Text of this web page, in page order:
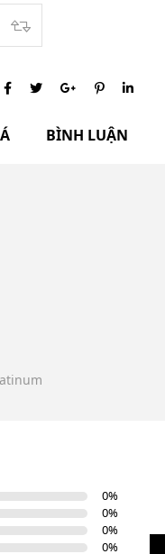
BÌNH LUẬN
0%
0%
0%
0%